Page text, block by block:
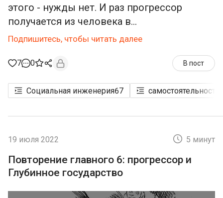
этого - нужды нет. И раз прогрессор
получается из человека в...
Подпишитесь, чтобы читать далее
7 0 В пост
Социальная инженерия67 самостоятельность
19 июля 2022 5 минут
Повторение главного 6: прогрессор и
Глубинное государство